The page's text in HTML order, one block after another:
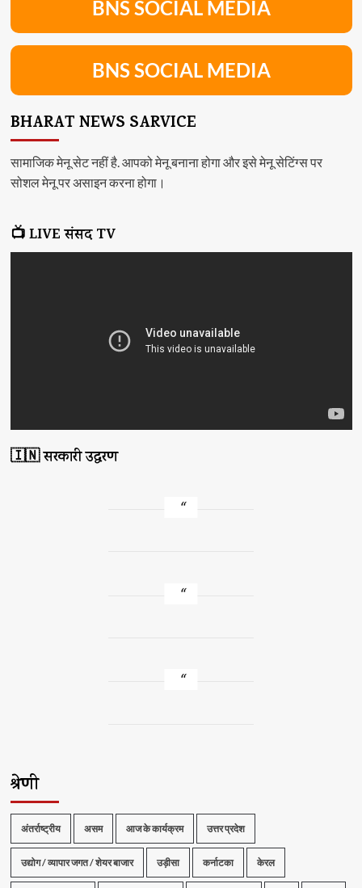
BNS SOCIAL MEDIA
BNS SOCIAL MEDIA
BHARAT NEWS SARVICE
सामाजिक मेनू सेट नहीं है. आपको मेनू बनाना होगा और इसे मेनू सेटिंग्स पर
सोशल मेनू पर असाइन करना होगा।
📺 LIVE संसद TV
🇮🇳 सरकारी उद्धरण
श्रेणी
अंतर्राष्ट्रीय असम आज के कार्यक्रम उत्तर प्रदेश
उद्योग / व्यापार जगत / शेयर बाजार उड़ीसा कर्नाटका केरल